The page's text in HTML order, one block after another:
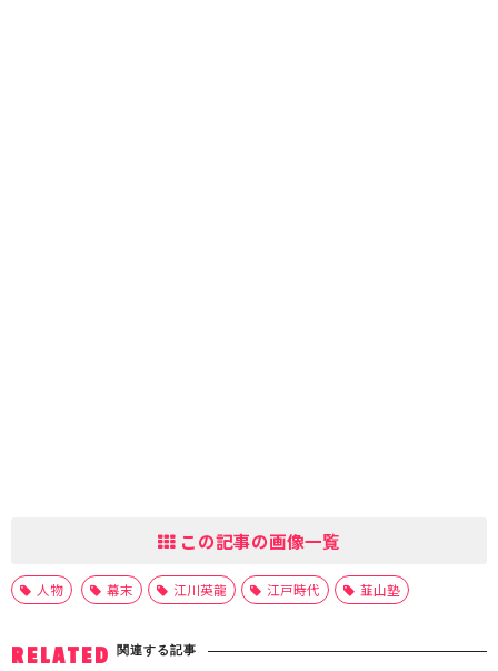
この記事の画像一覧
人物 幕末 江川英龍 江戸時代 韮山塾
RELATED 関連する記事